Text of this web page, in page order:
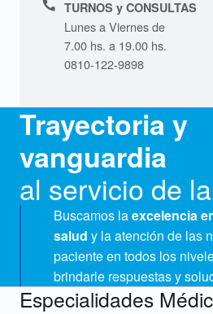
Phone number:
TURNOS y CONSULTAS
Lunes a Viernes de
7.00 hs. a 19.00 hs.
0810-122-9898
Trayectoria y
vanguardia
al servicio de
Buscamos laexcelencia
salud y la atención de las
paciente en todos los
brindarle respuestas y
Especialidades